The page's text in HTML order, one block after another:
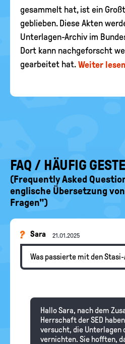
gesammelt hat, ist ein
geblieben. Diese Akten
Unterlagen-Archiv im
Dort kann nachgeforscht
gearbeitet hat. Weiter lesen
FAQ / HÄUFIG
(Frequently Asked
englische Übersetzung
Fragen")
Sara 21.01.2025
Was passierte mit den Stasi-
Hallo Sara, nach dem
Herrschaft der SED
versucht, die Unterlagen
vernichten. Sie hofften,